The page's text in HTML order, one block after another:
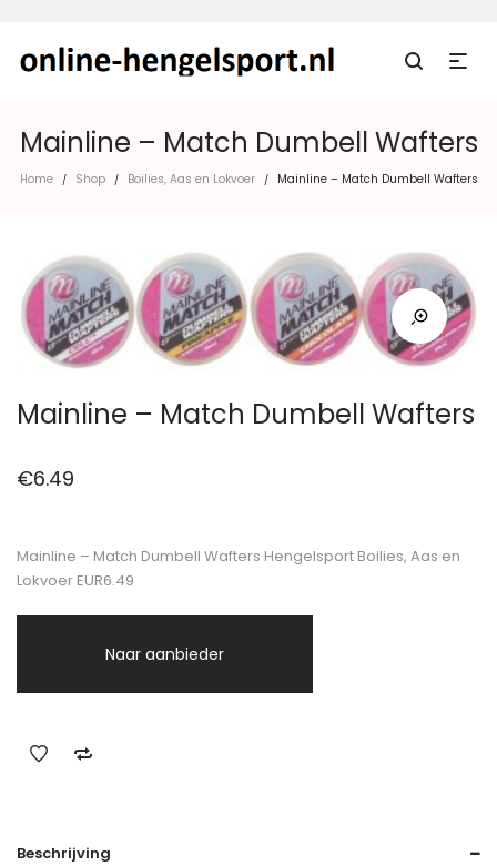
Mainline – Match Dumbell Wafters
Home / Shop / Boilies, Aas en Lokvoer / Mainline – Match Dumbell Wafters
Mainline – Match Dumbell Wafters
€6.49
Mainline – Match Dumbell Wafters Hengelsport Boilies, Aas en
Lokvoer EUR6.49
Naar aanbieder
Beschrijving